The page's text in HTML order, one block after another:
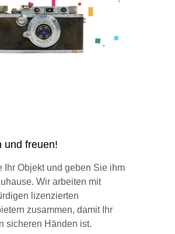
und freuen!
Ihr Objekt und geben Sie ihm
Wir arbeiten mit
lizenzierten
zusammen, damit Ihr
sicheren Händen ist.